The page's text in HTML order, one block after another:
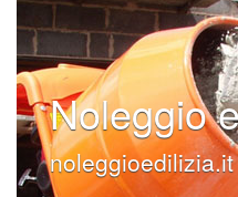
Noleggio
noleggioedilizia.it